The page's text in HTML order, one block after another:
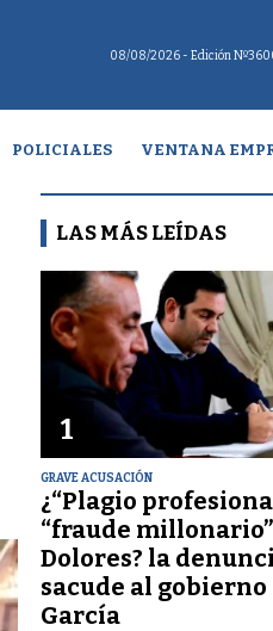
08/08/2026 - Edición
POLICIALES VENTANA
LAS MÁS LEÍDAS
1
GRAVE ACUSACIÓN
¿“Plagio
“fraude
Dolores? la
sacude al gobierno
García